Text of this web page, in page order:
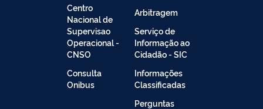
Centro
Nacional de
Supervisao
Operacional -
CNSO
Consulta
Onibus
Arbitragem
Serviço de
Informação ao
Cidadão - SIC
Informações
Classificadas
Perguntas